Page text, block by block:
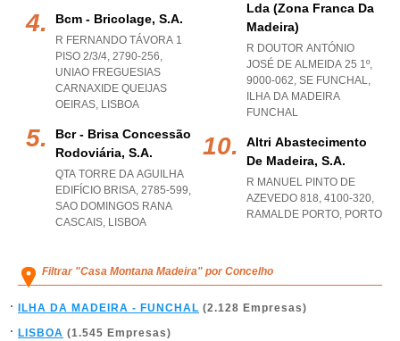
Bcm - Bricolage, S.a.
R FERNANDO TÁVORA 1
PISO 2/3/4, 2790-256,
UNIAO FREGUESIAS
CARNAXIDE QUEIJAS
OEIRAS, LISBOA
Bcr - Brisa Concessão
Rodoviária, S.a.
QTA TORRE DA AGUILHA
EDIFÍCIO BRISA, 2785-599,
SAO DOMINGOS RANA
CASCAIS, LISBOA
Lda (zona Franca Da
Madeira)
R DOUTOR ANTÓNIO
JOSÉ DE ALMEIDA 25 1º,
9000-062, SE FUNCHAL,
ILHA DA MADEIRA
FUNCHAL
Altri Abastecimento
De Madeira, S.a.
R MANUEL PINTO DE
AZEVEDO 818, 4100-320,
RAMALDE PORTO, PORTO
Filtrar "Casa Montana Madeira" por Concelho
ILHA DA MADEIRA - FUNCHAL (2.128 Empresas)
LISBOA (1.545 Empresas)